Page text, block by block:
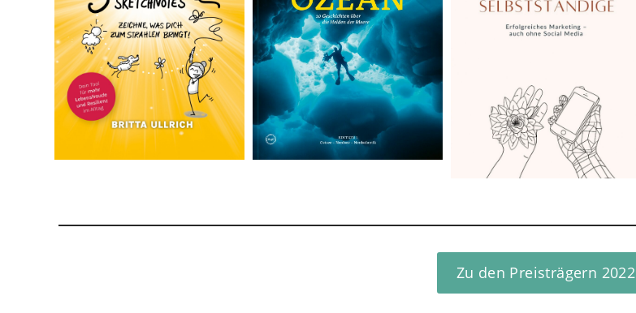
Zu den Preisträgern 2022